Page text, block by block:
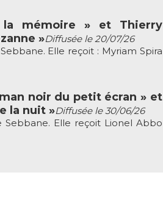
la mémoire » et Thierry
»Diffusée le 20/07/26
Elle reçoit : Myriam Spira
noir du petit écran » et
la nuit »Diffusée le 30/06/26
Sebbane. Elle reçoit Lionel Abbo